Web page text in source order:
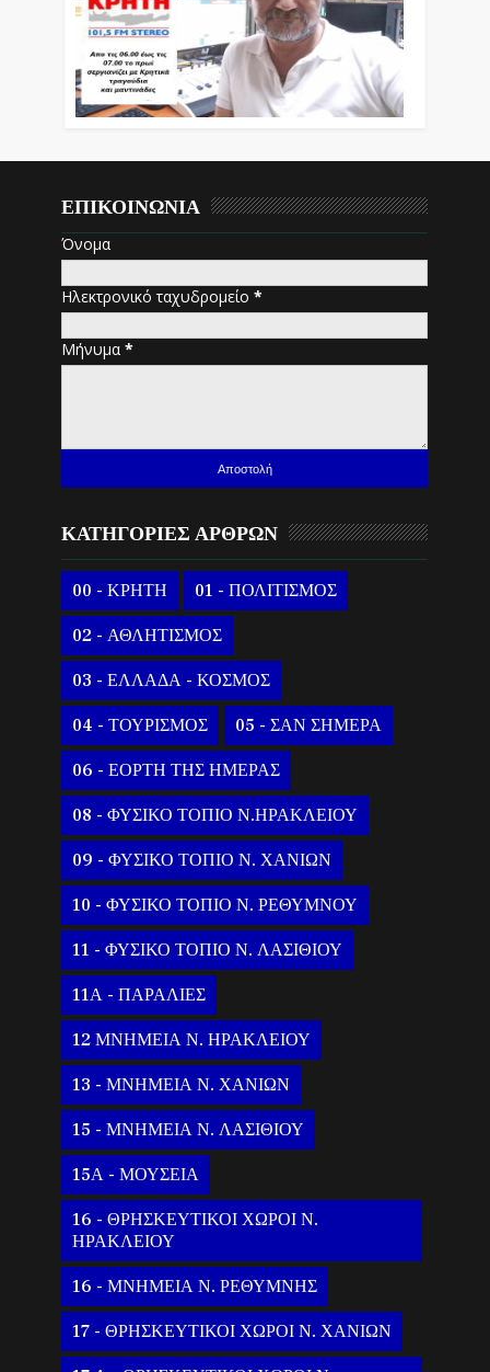
ΕΠΙΚΟΙΝΩΝΙΑ
Όνομα
Ηλεκτρονικό ταχυδρομείο*
Μήνυμα*
ΚΑΤΗΓΟΡΙΕΣ ΑΡΘΡΩΝ
00 - ΚΡΗΤΗ 01 - ΠΟΛΙΤΙΣΜΟΣ
02 - ΑΘΛΗΤΙΣΜΟΣ
03 - ΕΛΛΑΔΑ - ΚΟΣΜΟΣ
04 - ΤΟΥΡΙΣΜΟΣ 05 - ΣΑΝ ΣΗΜΕΡΑ
06 - ΕΟΡΤΗ ΤΗΣ ΗΜΕΡΑΣ
08 - ΦΥΣΙΚΟ ΤΟΠΙΟ Ν.ΗΡΑΚΛΕΙΟΥ
09 - ΦΥΣΙΚΟ ΤΟΠΙΟ Ν. ΧΑΝΙΩΝ
10 - ΦΥΣΙΚΟ ΤΟΠΙΟ Ν. ΡΕΘΥΜΝΟΥ
11 - ΦΥΣΙΚΟ ΤΟΠΙΟ Ν. ΛΑΣΙΘΙΟΥ
11Α - ΠΑΡΑΛΙΕΣ
12 ΜΝΗΜΕΙΑ Ν. ΗΡΑΚΛΕΙΟΥ
13 - ΜΝΗΜΕΙΑ Ν. ΧΑΝΙΩΝ
15 - ΜΝΗΜΕΙΑ Ν. ΛΑΣΙΘΙΟΥ
15Α - ΜΟΥΣΕΙΑ
16 - ΘΡΗΣΚΕΥΤΙΚΟΙ ΧΩΡΟΙ Ν.
ΗΡΑΚΛΕΙΟΥ
16 - ΜΝΗΜΕΙΑ Ν. ΡΕΘΥΜΝΗΣ
17 - ΘΡΗΣΚΕΥΤΙΚΟΙ ΧΩΡΟΙ Ν. ΧΑΝΙΩΝ